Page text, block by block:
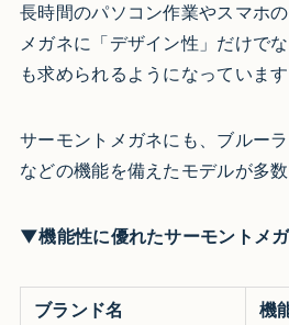
長時間のパソコン作業やスマホ
メガネに「デザイン性」だけで
も求められるようになっています
サーモントメガネにも、ブルー
などの機能を備えたモデルが多数
▼機能性に優れたサーモントメ
ブランド名 機